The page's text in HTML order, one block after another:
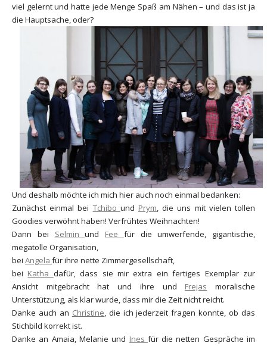
viel gelernt und hatte jede Menge Spaß am Nähen – und das ist ja
die Hauptsache, oder?
Und deshalb möchte ich mich hier auch noch einmal bedanken:
Zunächst einmal bei Tchibo und Prym, die uns mit vielen tollen
Goodies verwöhnt haben! Verfrühtes Weihnachten!
Dann bei Selminund Fee für die umwerfende, gigantische,
megatolle Organisation,
bei Angela für ihre nette Zimmergesellschaft,
bei Katha dafür, dass sie mir extra ein fertiges Exemplar zur
Ansicht mitgebracht hat und ihre und Frejas moralische
Unterstützung, als klar wurde, dass mir die Zeit nicht reicht.
Danke auch an Christine, die ich jederzeit fragen konnte, ob das
Stichbild korrekt ist.
Danke an Amaia, Melanie und Ines für die netten Gespräche im